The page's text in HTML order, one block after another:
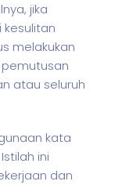
jika
melakukan
atau seluruh
kata
Istilah ini
dan